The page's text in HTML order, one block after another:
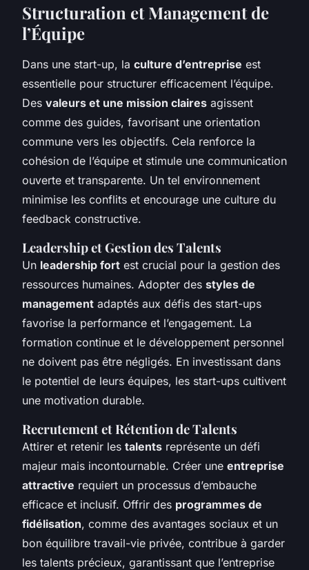
Structuration et Management de
l’Équipe
Dans une start-up, la culture d’entreprise est
essentielle pour structurer efficacement l’équipe.
Des valeurs et une mission claires agissent
comme des guides, favorisant une orientation
commune vers les objectifs. Cela renforce la
cohésion de l’équipe et stimule une communication
ouverte et transparente. Un tel environnement
minimise les conflits et encourage une culture du
feedback constructive.
Leadership et Gestion des Talents
Un leadership fort est crucial pour la gestion des
ressources humaines. Adopter des styles de
management adaptés aux défis des start-ups
favorise la performance et l’engagement. La
formation continue et le développement personnel
ne doivent pas être négligés. En investissant dans
le potentiel de leurs équipes, les start-ups cultivent
une motivation durable.
Recrutement et Rétention de Talents
Attirer et retenir les talents représente un défi
majeur mais incontournable. Créer une entreprise
attractive requiert un processus d’embauche
efficace et inclusif. Offrir des programmes de
fidélisation, comme des avantages sociaux et un
bon équilibre travail-vie privée, contribue à garder
les talents précieux, garantissant que l’entreprise